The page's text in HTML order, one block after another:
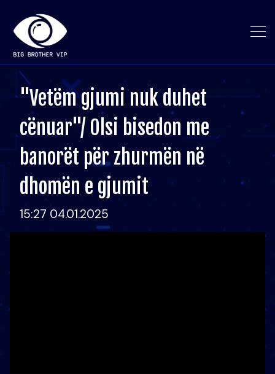
"Vetëm gjumi nuk duhet
cënuar"/ Olsi bisedon me
banorët për zhurmën në
dhomën e gjumit
15:27 04.01.2025